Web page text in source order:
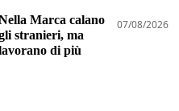
Marca calano
stranieri, ma
di più
07/08/2026